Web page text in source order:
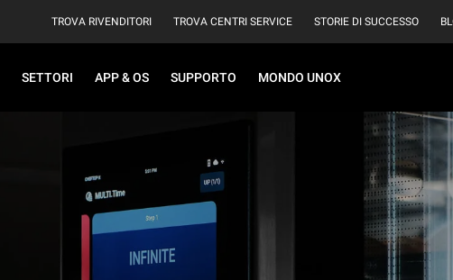
TROVA RIVENDITORI TROVA CENTRI SERVICE STORIE DI SUCCESSO
SETTORI APP & OS SUPPORTO MONDO UNOX